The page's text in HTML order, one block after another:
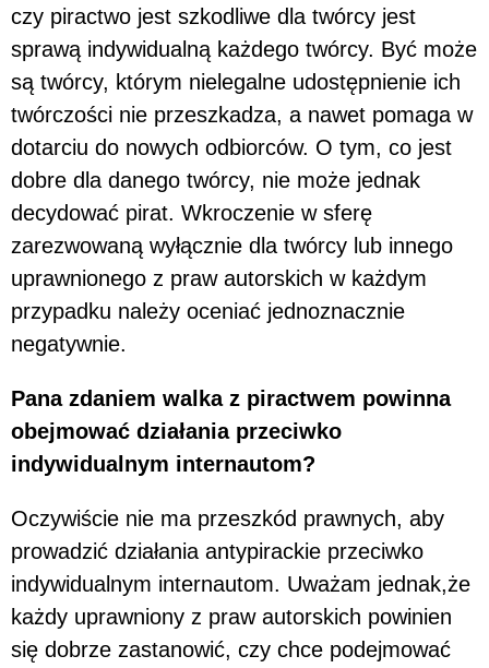
czy piractwo jest szkodliwe dla twórcy jest
sprawą indywidualną każdego twórcy. Być może
są twórcy, którym nielegalne udostępnienie ich
twórczości nie przeszkadza, a nawet pomaga w
dotarciu do nowych odbiorców. O tym, co jest
dobre dla danego twórcy, nie może jednak
decydować pirat. Wkroczenie w sferę
zarezwowaną wyłącznie dla twórcy lub innego
uprawnionego z praw autorskich w każdym
przypadku należy oceniać jednoznacznie
negatywnie.
Pana zdaniem walka z piractwem powinna
obejmować działania przeciwko
indywidualnym internautom?
Oczywiście nie ma przeszkód prawnych, aby
prowadzić działania antypirackie przeciwko
indywidualnym internautom. Uważam jednak,że
każdy uprawniony z praw autorskich powinien
się dobrze zastanowić, czy chce podejmować